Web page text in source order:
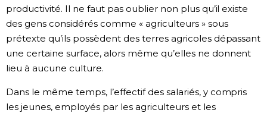
productivité. Il ne faut pas oublier non plus qu’il existe
des gens considérés comme « agriculteurs » sous
prétexte qu’ils possèdent des terres agricoles dépassant
une certaine surface, alors même qu’elles ne donnent
lieu à aucune culture.
Dans le même temps, l’effectif des salariés, y compris
les jeunes, employés par les agriculteurs et les